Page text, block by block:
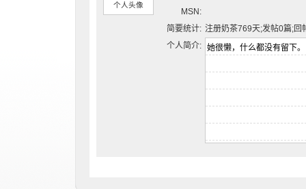
个人头像
MSN:
简要统计: 注册奶茶769天;发帖0篇;回
个人简介: